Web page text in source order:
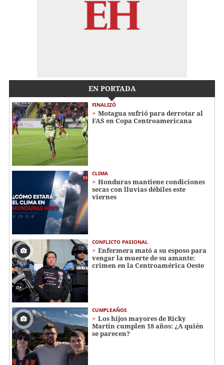
EN PORTADA
FINALIZÓ
Motagua sufrió para derrotar al
FAS en Copa Centroamericana
CLIMA
Honduras mantiene condiciones
secas con lluvias débiles este
viernes
CONFLICTO PASIONAL
Enfermera mató a su esposo para
vengar la muerte de su amante:
crimen en la Centroamérica Oeste
CUMPLEAÑOS
Los hijos mayores de Ricky
Martin cumplen 18 años: ¿A quién
se parecen?